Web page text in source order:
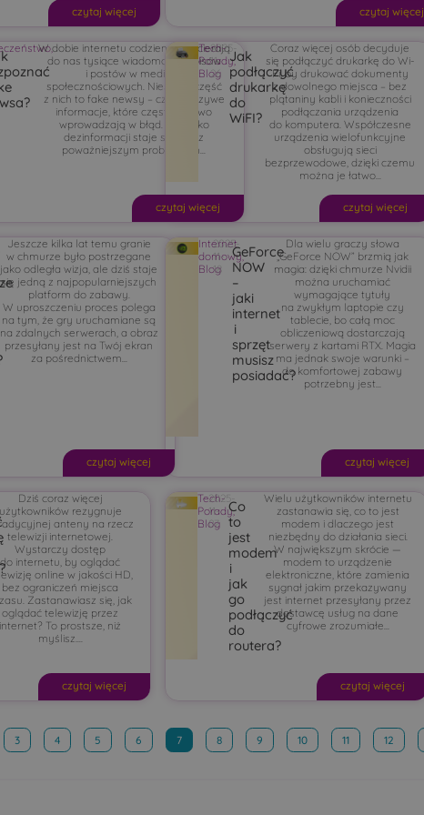
czytaj więcej czytaj więcej
,
W dobie internetu codziennie docierają
do nas tysiące wiadomości, wpisów
i postów w mediach
społecznościowych. Niestety, część
z nich to fake newsy – czyli fałszywe
informacje, które często celowo
wprowadzają w błąd. Zjawisko
dezinformacji staje się coraz
poważniejszym problemem...
czytaj więcej
Tech-
Porady,
Blog
2025-
11-
26
Jak
podłączyć
drukarkę
do
WiFI?
Coraz więcej osób decyduje
się podłączyć drukarkę do Wi-
Fi, by drukować dokumenty
z dowolnego miejsca – bez
plątaniny kabli i konieczności
podłączania urządzenia
do komputera. Współczesne
urządzenia wielofunkcyjne
obsługują sieci
bezprzewodowe, dzięki czemu
można je łatwo...
czytaj więcej
Jeszcze kilka lat temu granie
w chmurze było postrzegane
jako odległa wizja, ale dziś staje
się jedną z najpopularniejszych
platform do zabawy.
W uproszczeniu proces polega
na tym, że gry uruchamiane są
na zdalnych serwerach, a obraz
przesyłany jest na Twój ekran
za pośrednictwem...
czytaj więcej
Internet
domowy,
Blog
2025-
11-
18
GeForce
NOW
–
jaki
internet
i
sprzęt
musisz
posiadać?
Dla wielu graczy słowa
„GeForce NOW” brzmią jak
magia: dzięki chmurze Nvidii
można uruchamiać
wymagające tytuły
na zwykłym laptopie czy
tablecie, bo całą moc
obliczeniową dostarczają
serwery z kartami RTX. Magia
ma jednak swoje warunki –
do komfortowej zabawy
potrzebny jest...
czytaj więcej
Dziś coraz więcej
użytkowników rezygnuje
anteny na rzecz
telewizji internetowej.
Wystarczy dostęp
do internetu, by oglądać
online w jakości HD,
bez ograniczeń miejsca
Zastanawiasz się, jak
oglądać telewizję przez
internet? To prostsze, niż
myślisz....
czytaj więcej
Tech-
Porady,
Blog
2025-
11-
07
Co
to
jest
modem
i
jak
go
podłączyć
do
routera?
Wielu użytkowników internetu
zastanawia się, co to jest
modem i dlaczego jest
niezbędny do działania sieci.
W największym skrócie —
modem to urządzenie
elektroniczne, które zamienia
sygnał jakim przekazywany
jest internet przesyłany przez
dostawcę usług na dane
cyfrowe zrozumiałe...
czytaj więcej
3 4 5 6 7 8 9 10 11 12